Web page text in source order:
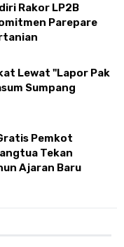
Rakor LP2B
Parepare
Lewat "Lapor Pak
Sumpang
Pemkot
Tekan
Ajaran Baru